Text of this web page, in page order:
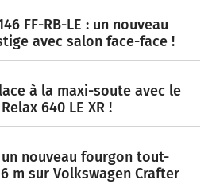
FF-RB-LE : un nouveau
avec salon face-face !
à la maxi-soute avec le
640 LE XR !
nouveau fourgon tout-
m sur Volkswagen Crafter